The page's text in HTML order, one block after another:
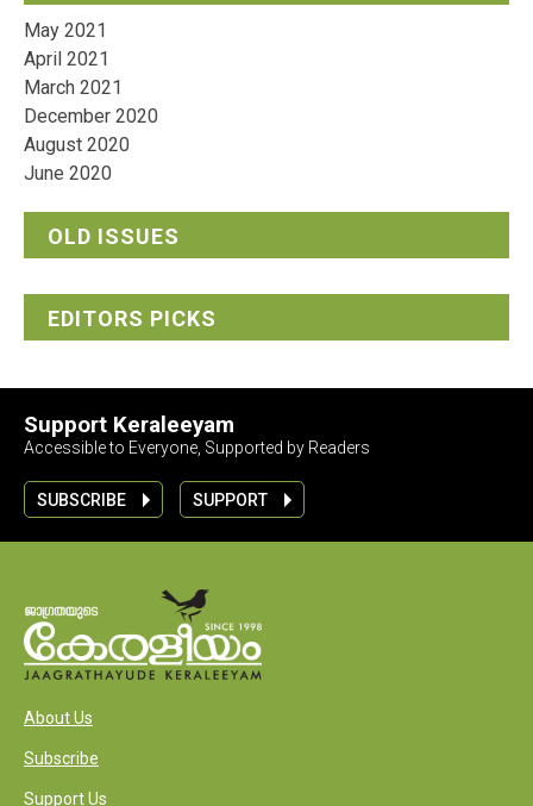
May 2021
April 2021
March 2021
December 2020
August 2020
June 2020
OLD ISSUES
EDITORS PICKS
Support Keraleeyam
Accessible to Everyone, Supported by Readers
SUBSCRIBE SUPPORT
About Us
Subscribe
Support Us